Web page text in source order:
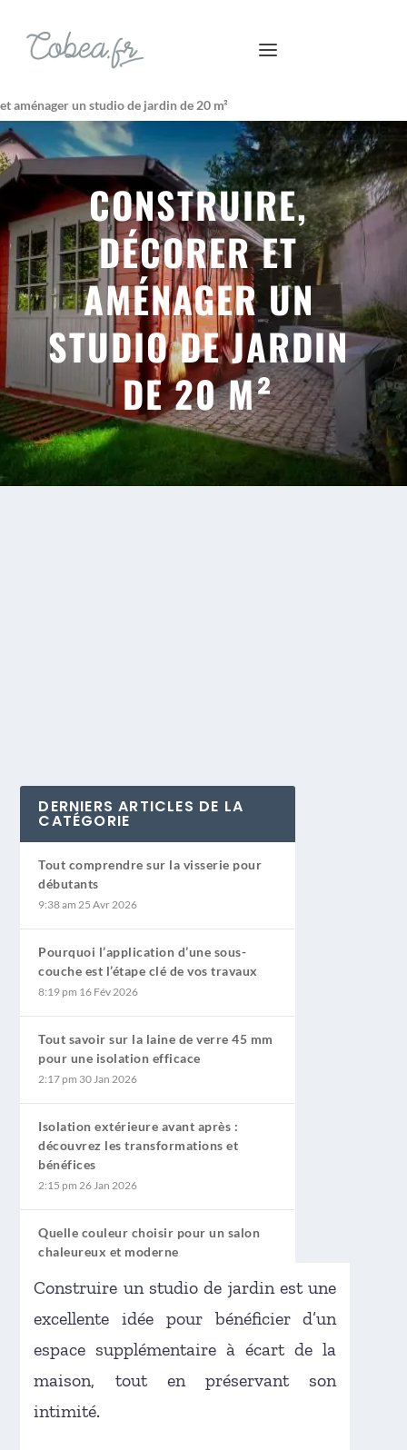
aménager un studio de jardin de 20 m²
CONSTRUIRE,
DÉCORER ET
AMÉNAGER UN
STUDIO DE JARDIN
DE 20 M²
DERNIERS ARTICLES DE LA
CATÉGORIE
Tout comprendre sur la visserie pour
débutants
9:38 am 25 Avr 2026
Pourquoi l’application d’une sous-
couche est l’étape clé de vos travaux
8:19 pm 16 Fév 2026
Tout savoir sur la laine de verre 45 mm
pour une isolation efficace
2:17 pm 30 Jan 2026
Isolation extérieure avant après :
découvrez les transformations et
bénéfices
2:15 pm 26 Jan 2026
Quelle couleur choisir pour un salon
chaleureux et moderne
Construire un studio de jardin est une
excellente idée pour bénéficier d’un
espace supplémentaire à écart de la
maison, tout en préservant son
intimité.